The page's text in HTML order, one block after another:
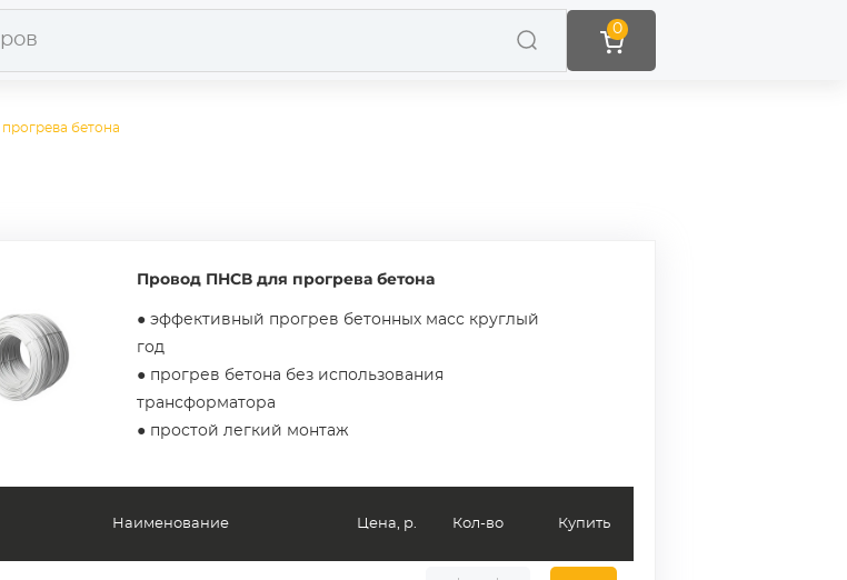
0
бетона
Провод ПНСВ для прогрева бетона
● эффективный прогрев бетонных масс круглый
год
● прогрев бетона без использования
трансформатора
● простой легкий монтаж
Наименование Цена, р. Кол-во Купить